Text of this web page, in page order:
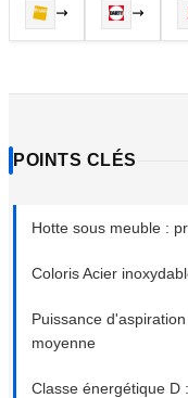
POINTS CLÉS
Hotte sous meuble :
Coloris Acier
Puissance
moyenne
Classe énergétique D